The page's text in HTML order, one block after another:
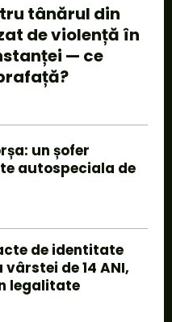
tânărul din
de violență în
— ce
un șofer
autospeciala de
de identitate
de 14 ANI,
legalitate